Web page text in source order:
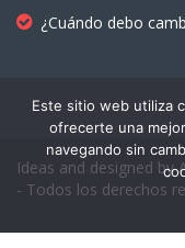
¿Cuándo debo
Ideas and designed by
- Todos los derechos
Este sitio web utiliza
ofrecerte una
navegando sin